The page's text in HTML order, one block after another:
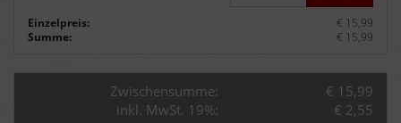
Einzelpreis:
€ 15,99
Summe:
€ 15,99
Zwischensumme:
€ 15,99
inkl. MwSt. 19%:
€ 2,55